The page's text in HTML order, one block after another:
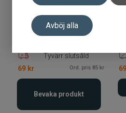
Avböj alla
Pig Tail Jr G5 23cm/40g
Syltlaken
Tyvärr slutsåld
69 kr Ord. pris 85 kr
Bevaka produkt
69